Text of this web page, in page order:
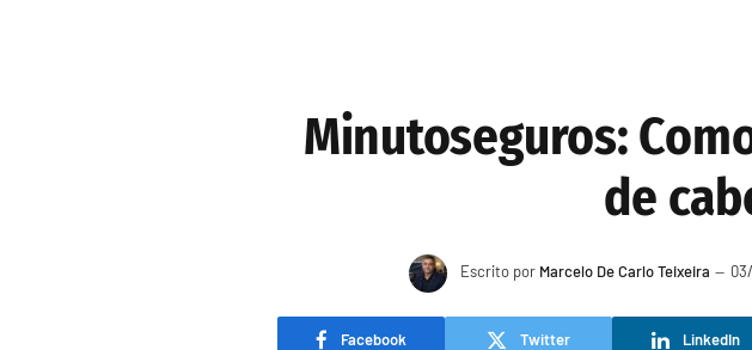
Minutoseguros:
de
Escrito por Marcelo De Carlo Teixeira
Facebook Twitter LinkedIn